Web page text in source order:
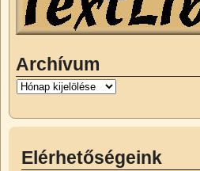
Archívum
Elérhetőségeink